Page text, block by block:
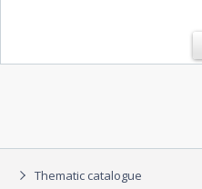
Thematic catalogue